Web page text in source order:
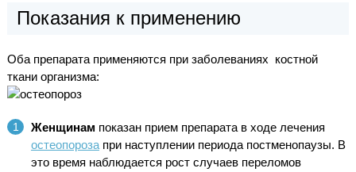
Показания к применению
Оба препарата применяются при заболеваниях костной
ткани организма:
Женщинам показан прием препарата в ходе лечения
остеопорозапри наступлении периода постменопаузы. В
это время наблюдается рост случаев переломов